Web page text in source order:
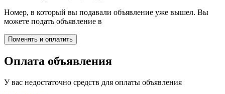
Номер, в который вы подавали объявление уже вышел. Вы
можете подать объявление в
Оплата объявления
У вас недостаточно средств для оплаты объявления